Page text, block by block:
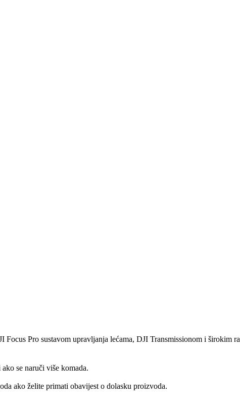
Pro sustavom upravljanja lećama, DJI Transmissionom i širokim
se naruči više komada.
ako želite primati obavijest o dolasku proizvoda.